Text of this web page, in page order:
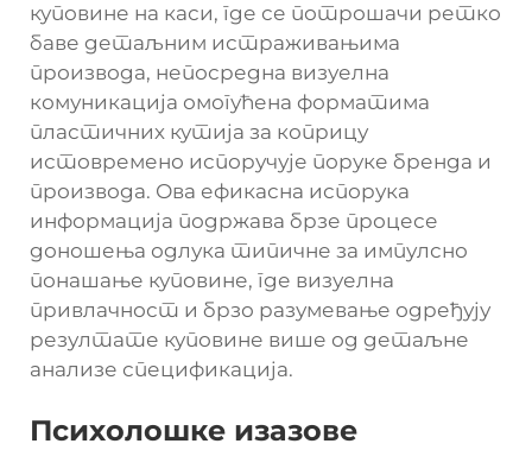
куповине на каси, где се потрошачи ретко
баве детаљним истраживањима
производа, непосредна визуелна
комуникација омогућена форматима
пластичних кутија за коприцу
истовремено испоручује поруке бренда и
производа. Ова ефикасна испорука
информација подржава брзе процесе
доношења одлука типичне за импулсно
понашање куповине, где визуелна
привлачност и брзо разумевање одређују
резултате куповине више од детаљне
анализе спецификација.
Психолошке изазове